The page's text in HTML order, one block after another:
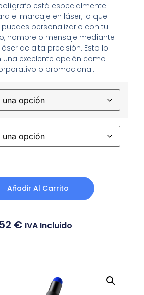
está especialmente
el marcaje en láser, lo que
personalizarlo con tu
nombre o mensaje mediante
de alta precisión. Esto lo
una excelente opción como
o promocional.
Añadir Al Carrito
€ IVA Incluido